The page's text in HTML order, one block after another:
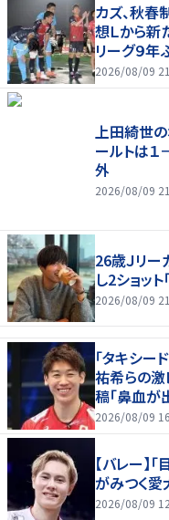
カズ、秋
想Ｌから新
リーグ９年
2026/08/09
上田綺世
ールトは
外
2026/08/09
26歳Ｊリ
し2ショッ
2026/08/09
「タキシー
祐希らの
稿「鼻血が
好いい」
2026/08/09
【バレー】
がみつく愛
2026/08/09